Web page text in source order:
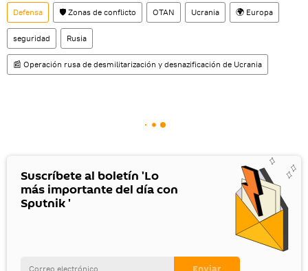
Defensa 🛡️ Zonas de conflicto OTAN Ucrania 🌍 Europa
seguridad Rusia
📰 Operación rusa de desmilitarización y desnazificación de Ucrania
Suscríbete al boletín 'Lo
más importante del día con
Sputnik '